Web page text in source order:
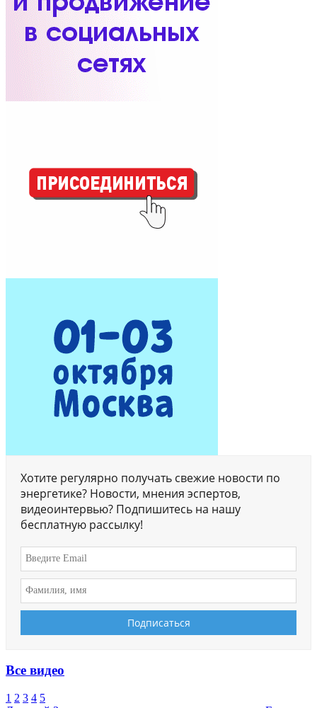
Хотите регулярно получать свежие новости по
энергетике? Новости, мнения эспертов,
видеоинтервью? Подпишитесь на нашу
бесплатную рассылку!
Все видео
1 2 3 4 5